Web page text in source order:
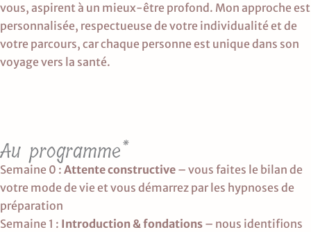
vous, aspirent à un mieux-être profond. Mon approche est
personnalisée, respectueuse de votre individualité et de
votre parcours, car chaque personne est unique dans son
voyage vers la santé.
Au programme*
Semaine 0 : Attente constructive – vous faites le bilan de
votre mode de vie et vous démarrez par les hypnoses de
préparation
Semaine 1 : Introduction & fondations – nous identifions